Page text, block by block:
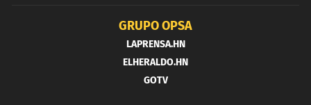
GRUPO OPSA
LAPRENSA.HN
ELHERALDO.HN
GOTV